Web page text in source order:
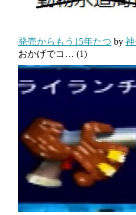
発売からもう15年たつ by
おかげでコ… (1)